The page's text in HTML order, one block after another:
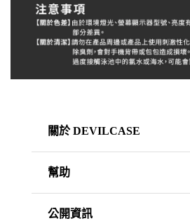
關於 DEVILCASE
幫助
公開資訊